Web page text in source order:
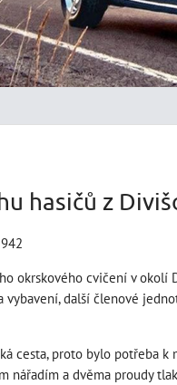
hasičů z
okrskového cvičení v
další členové
cesta, proto bylo potřeba k
nářadím a dvěma proudy